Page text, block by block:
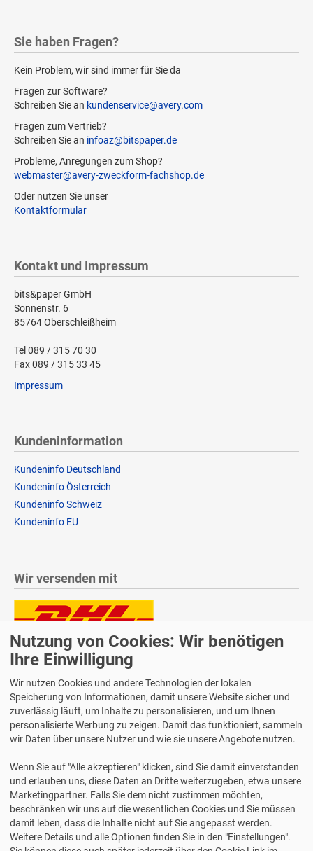
Sie haben Fragen?
Kein Problem, wir sind immer für Sie da
Fragen zur Software?
Schreiben Sie an kundenservice@avery.com
Fragen zum Vertrieb?
Schreiben Sie an infoaz@bitspaper.de
Probleme, Anregungen zum Shop?
webmaster@avery-zweckform-fachshop.de
Oder nutzen Sie unser
Kontaktformular
Kontakt und Impressum
bits&paper GmbH
Sonnenstr. 6
85764 Oberschleißheim
Tel 089 / 315 70 30
Fax 089 / 315 33 45
Impressum
Kundeninformation
Kundeninfo Deutschland
Kundeninfo Österreich
Kundeninfo Schweiz
Kundeninfo EU
Wir versenden mit
Lieferung auch an Packstationen und Postfilialen
Samstagszustellung
Bequeme Zahlung über Paypal
14 Tage Widerrufsrecht
2 Jahre Gewährleistung
Alle Texte, Grafiken, Bilder und das Layout sind urheberrechtlich
geschützt und dürfen nicht ohne ausdrückliche, schriftliche
Erlaubnis weiterverwendet werden.
Nutzung von Cookies: Wir benötigen
Ihre Einwilligung
Wir nutzen Cookies und andere Technologien der lokalen
Speicherung von Informationen, damit unsere Website sicher und
zuverlässig läuft, um Inhalte zu personalisieren, und um Ihnen
personalisierte Werbung zu zeigen. Damit das funktioniert, sammeln
wir Daten über unsere Nutzer und wie sie unsere Angebote nutzen.
Wenn Sie auf "Alle akzeptieren" klicken, sind Sie damit einverstanden
und erlauben uns, diese Daten an Dritte weiterzugeben, etwa unsere
Marketingpartner. Falls Sie dem nicht zustimmen möchten,
beschränken wir uns auf die wesentlichen Cookies und Sie müssen
damit leben, dass die Inhalte nicht auf Sie angepasst werden.
Weitere Details und alle Optionen finden Sie in den "Einstellungen".